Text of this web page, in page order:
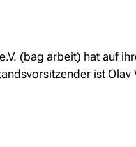
(bag arbeit) hat auf
ist